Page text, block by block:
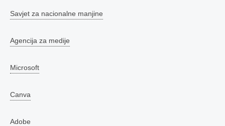
Savjet za nacionalne manjine
Agencija za medije
Microsoft
Canva
Adobe